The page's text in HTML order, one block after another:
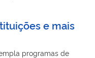
e mais
programas de